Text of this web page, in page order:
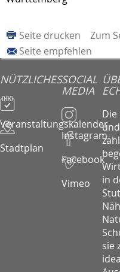
Zum
Seite drucken
Seite empfehlen
NÜTZLICHES
Veranstaltungskalender
Stadtplan
SOCIAL
MEDIA
Instagram
Facebook
Vimeo
Die
in
sie